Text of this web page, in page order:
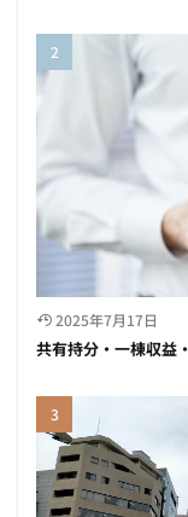
2025年7月17日
共有持分・一棟収益